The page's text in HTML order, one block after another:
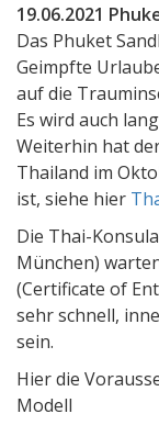
19.06.2021
Das Phuket
Geimpfte
auf die
Es wird auch
Weiterhin hat
Thailand im
ist, siehe hier
Die Thai-
München)
(Certificate of
sehr schnell,
sein.
Hier die
Modell